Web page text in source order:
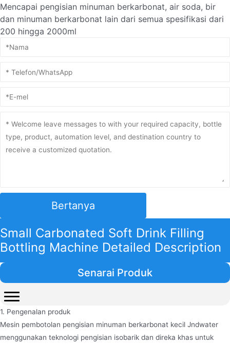
Mencapai pengisian minuman berkarbonat, air soda, bir
dan minuman berkarbonat lain dari semua spesifikasi dari
200 hingga 2000ml
Bertanya
Small Carbonated Soft Drink Filling
Bottling Machine Detailed Description
1. Pengenalan produk
Mesin pembotolan pengisian minuman berkarbonat kecil Jndwater
menggunakan teknologi pengisian isobarik dan direka khas untuk
Senarai Produk